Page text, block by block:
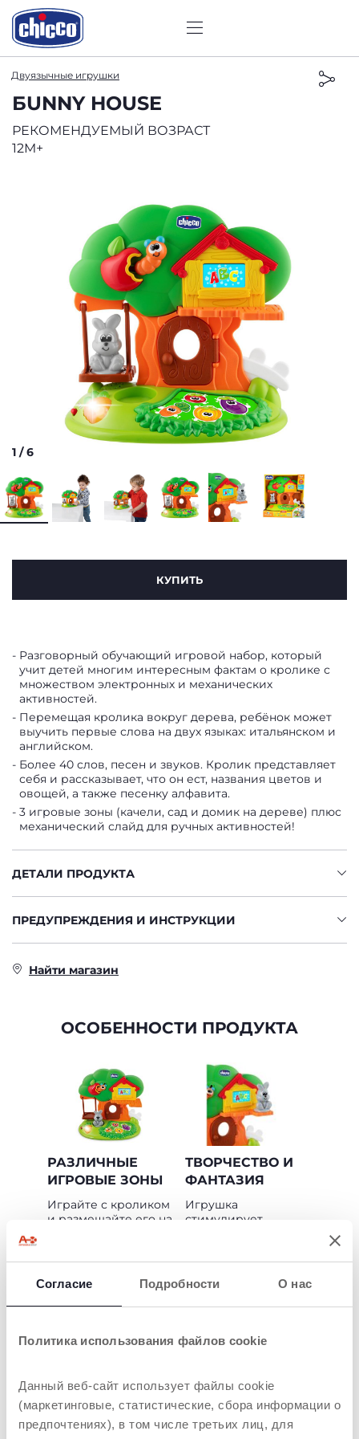
Согласие Подробности О нас
Политика использования файлов cookie
Данный веб-сайт использует файлы cookie
(маркетинговые, статистические, сбора информации о
предпочтениях), в том числе третьих лиц, для
Двуязычные игрушки
БUNNY HOUSE
РЕКОМЕНДУЕМЫЙ ВОЗРАСТ
12M+
1 /6
КУПИТЬ
Разговорный обучающий игровой набор, который
учит детей многим интересным фактам о кролике с
множеством электронных и механических
активностей.
Перемещая кролика вокруг дерева, ребёнок может
выучить первые слова на двух языках: итальянском и
английском.
Более 40 слов, песен и звуков. Кролик представляет
себя и рассказывает, что он ест, названия цветов и
овощей, а также песенку алфавита.
3 игровые зоны (качели, сад и домик на дереве) плюс
механический слайд для ручных активностей!
ДЕТАЛИ ПРОДУКТА
ПРЕДУПРЕЖДЕНИЯ И ИНСТРУКЦИИ
Найти магазин
ОСОБЕННОСТИ ПРОДУКТА
РАЗЛИЧНЫЕ
ИГРОВЫЕ ЗОНЫ
Играйте с кроликом
и размещайте его на
Поместив его в
активируете свет и
звуки
ТВОРЧЕСТВО И
ФАНТАЗИЯ
Игрушка
стимулирует
побуждает
истории о
маленьком кролике.
ТОВАРЫ, КОТОРЫЕ МОГУТ ВАС
ЗАИНТЕРЕСОВАТЬ